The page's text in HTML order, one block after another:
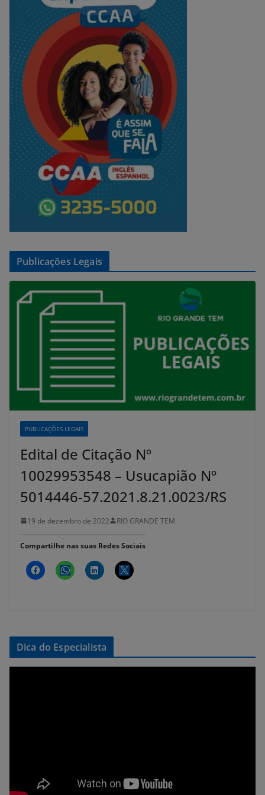
Publicações Legais
PUBLICAÇÕES LEGAIS
Edital de Citação Nº
10029953548 – Usucapião Nº
5014446-57.2021.8.21.0023/RS
19 de dezembro de 2022 RIO GRANDE TEM
Compartilhe nas suas Redes Sociais
Dica do Especialista